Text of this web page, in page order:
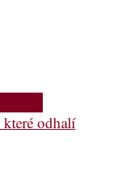
odhalí